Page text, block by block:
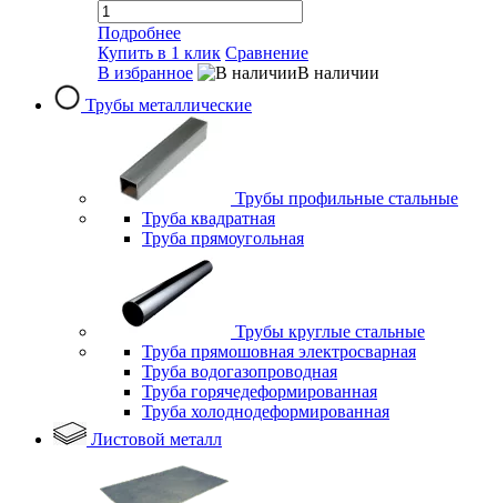
Подробнее
Купить в 1 клик Сравнение
В избранное
В наличии
Трубы металлические
Трубы профильные стальные
Труба квадратная
Труба прямоугольная
Трубы круглые стальные
Труба прямошовная электросварная
Труба водогазопроводная
Труба горячедеформированная
Труба холоднодеформированная
Листовой металл